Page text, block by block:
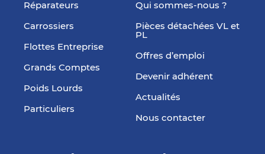
Réparateurs
Carrossiers
Flottes Entreprise
Grands Comptes
Poids Lourds
Particuliers
Qui sommes-nous ?
Pièces détachées VL et
PL
Offres d’emploi
Devenir adhérent
Actualités
Nous contacter